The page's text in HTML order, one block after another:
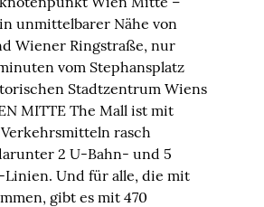
unmittelbarer Nähe von
Wiener Ringstraße, nur
vom Stephansplatz
Stadtzentrum Wiens
MITTE The Mall ist mit
rasch
2 U-Bahn- und 5
Linien. Und für alle, die mit
gibt es mit 470